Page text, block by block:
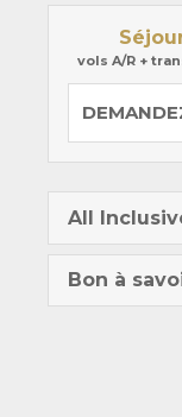
vols A/R +
All
Bon à